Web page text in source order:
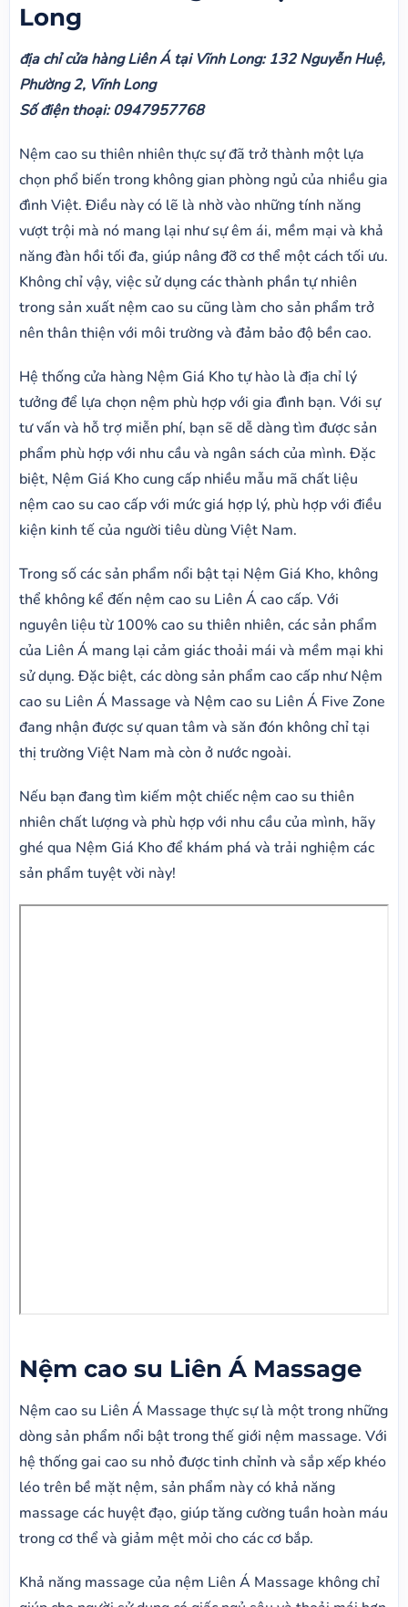
Long
địa chỉ cửa hàng Liên Á tại Vĩnh Long: 132 Nguyễn Huệ,
Phường 2, Vĩnh Long
Số điện thoại: 0947957768
Nệm cao su thiên nhiên thực sự đã trở thành một lựa
chọn phổ biến trong không gian phòng ngủ của nhiều gia
đình Việt. Điều này có lẽ là nhờ vào những tính năng
vượt trội mà nó mang lại như sự êm ái, mềm mại và khả
năng đàn hồi tối đa, giúp nâng đỡ cơ thể một cách tối ưu.
Không chỉ vậy, việc sử dụng các thành phần tự nhiên
trong sản xuất nệm cao su cũng làm cho sản phẩm trở
nên thân thiện với môi trường và đảm bảo độ bền cao.
Hệ thống cửa hàng Nệm Giá Kho tự hào là địa chỉ lý
tưởng để lựa chọn nệm phù hợp với gia đình bạn. Với sự
tư vấn và hỗ trợ miễn phí, bạn sẽ dễ dàng tìm được sản
phẩm phù hợp với nhu cầu và ngân sách của mình. Đặc
biệt, Nệm Giá Kho cung cấp nhiều mẫu mã chất liệu
nệm cao su cao cấp với mức giá hợp lý, phù hợp với điều
kiện kinh tế của người tiêu dùng Việt Nam.
Trong số các sản phẩm nổi bật tại Nệm Giá Kho, không
thể không kể đến nệm cao su Liên Á cao cấp. Với
nguyên liệu từ 100% cao su thiên nhiên, các sản phẩm
của Liên Á mang lại cảm giác thoải mái và mềm mại khi
sử dụng. Đặc biệt, các dòng sản phẩm cao cấp như Nệm
cao su Liên Á Massage và Nệm cao su Liên Á Five Zone
đang nhận được sự quan tâm và săn đón không chỉ tại
thị trường Việt Nam mà còn ở nước ngoài.
Nếu bạn đang tìm kiếm một chiếc nệm cao su thiên
nhiên chất lượng và phù hợp với nhu cầu của mình, hãy
ghé qua Nệm Giá Kho để khám phá và trải nghiệm các
sản phẩm tuyệt vời này!
Nệm cao su Liên Á Massage
Nệm cao su Liên Á Massage thực sự là một trong những
dòng sản phẩm nổi bật trong thế giới nệm massage. Với
hệ thống gai cao su nhỏ được tinh chỉnh và sắp xếp khéo
léo trên bề mặt nệm, sản phẩm này có khả năng
massage các huyệt đạo, giúp tăng cường tuần hoàn máu
trong cơ thể và giảm mệt mỏi cho các cơ bắp.
Khả năng massage của nệm Liên Á Massage không chỉ